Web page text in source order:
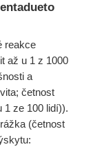
reakce
až u 1 z 1000
a
četnost
1 ze 100 lidí)).
(četnost